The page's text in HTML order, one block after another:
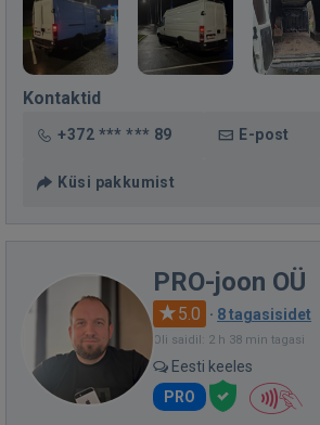
Kontaktid
+372 *** *** 89 E-post
Küsi pakkumist
PRO-joon OÜ
5.0 · 8 tagasisidet
Oli saidil: 2 h 38 min tagasi
Eesti keeles
PRO